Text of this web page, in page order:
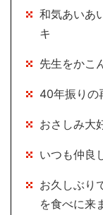
和気あいあ
キ
先生をかこ
40年振り
おさしみ大
いつも仲良
お久しぶり
を食べに来